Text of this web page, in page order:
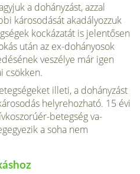
a do­hányzást, azzal
károsodását akadályozzuk
kockázatát is jelentősen
után az ex-dohányosok
veszélye már igen
csökken.
illeti, a dohányzást
helyrehozható. 15 évi
betegség va­
a soha nem